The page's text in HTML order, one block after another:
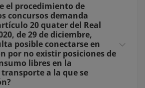
el procedimiento de
concursos demanda
20 quater del Real
de 29 de diciembre,
posible conectarse en
por no existir posiciones de
libres en la
a la que se